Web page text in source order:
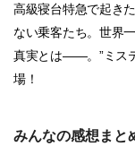
高級寝台特急で起き
ない乗客たち。世界
真実とは――。”ミス
場！
みんなの感想まと